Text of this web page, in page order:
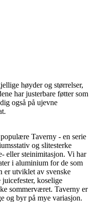
høyder og størrelser,
har justerbare føtter som
også på ujevne
Taverny - en serie
og slitesterke
eller steinimitasjon. Vi har
i aluminium for de som
er utviklet av svenske
koselige
sommerværet. Taverny er
og byr på mye variasjon.